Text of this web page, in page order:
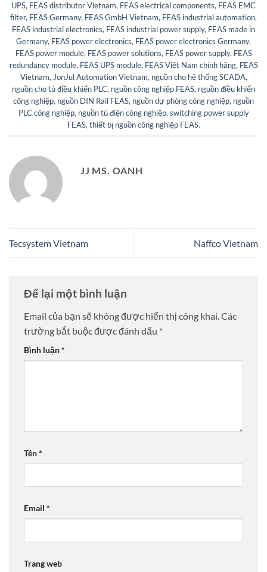
UPS, FEAS distributor Vietnam, FEAS electrical components, FEAS EMC
filter, FEAS Germany, FEAS GmbH Vietnam, FEAS industrial automation,
FEAS industrial electronics, FEAS industrial power supply, FEAS made in
Germany, FEAS power electronics, FEAS power electronics Germany,
FEAS power module, FEAS power solutions, FEAS power supply, FEAS
redundancy module, FEAS UPS module, FEAS Việt Nam chính hãng, FEAS
Vietnam,JonJul Automation Vietnam, nguồn cho hệ thống SCADA,
nguồn cho tủ điều khiển PLC, nguồn công nghiệp FEAS, nguồn điều khiển
công nghiệp, nguồn DIN Rail FEAS, nguồn dự phòng công nghiệp, nguồn
PLC công nghiệp, nguồn tủ điện công nghiệp,switching power supply
FEAS,thiết bị nguồn công nghiệp FEAS.
JJ MS. OANH
Tecsystem Vietnam Naffco Vietnam
Để lại một bình luận
Email của bạn sẽ không được hiển thị công khai.Các
trường bắt buộc được đánh dấu *
Bình luận*
Tên*
Email *
Trang web